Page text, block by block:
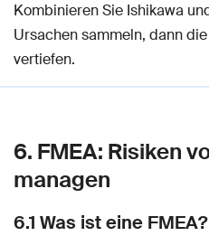
Kombinieren Sie Ishikawa
Ursachen sammeln, dann
vertiefen.
6. FMEA: Risiken
managen
6.1 Was ist eine FMEA?